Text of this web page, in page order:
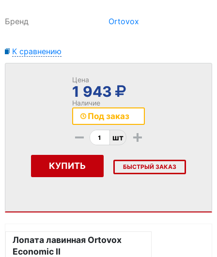
Бренд Ortovox
К сравнению
Цена
1 943
Наличие
Под заказ
- шт +
КУПИТЬ БЫСТРЫЙ ЗАКАЗ
Лопата лавинная Ortovox
Economic II